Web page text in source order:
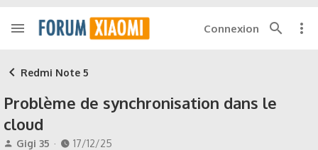
Connexion
Redmi Note 5
Problème de synchronisation dans le
cloud
A
Gigi 35
D
17/12/25